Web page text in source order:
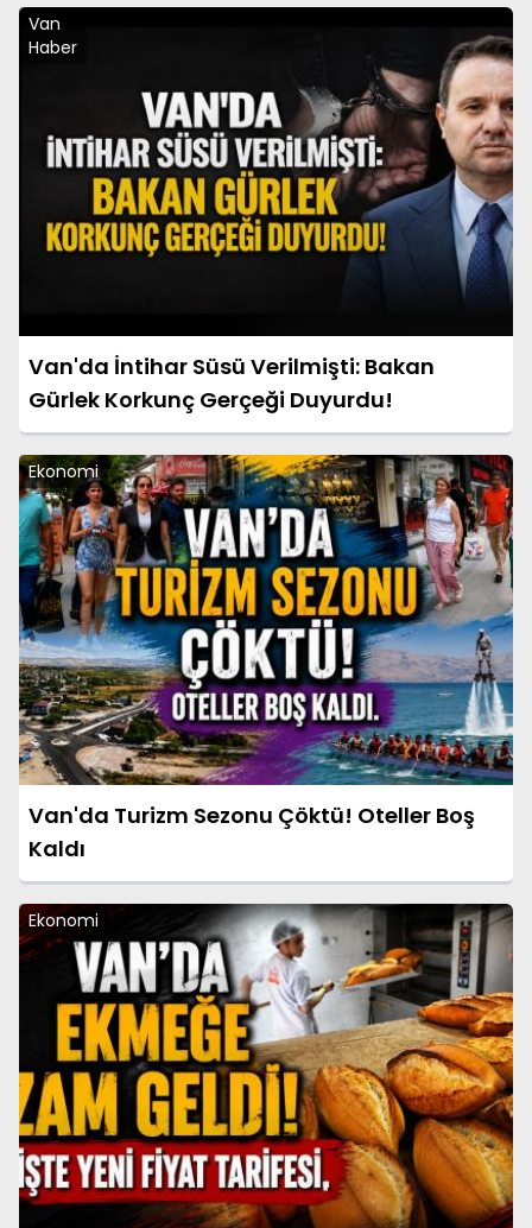
Van
Haber
Van'da İntihar Süsü Verilmişti: Bakan
Gürlek Korkunç Gerçeği Duyurdu!
Ekonomi
Van'da Turizm Sezonu Çöktü! Oteller Boş
Kaldı
Ekonomi